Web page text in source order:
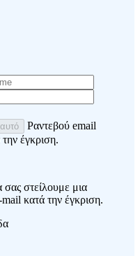
Ραντεβού email
έγκριση.
στείλουμε μια
κατά την έγκριση.